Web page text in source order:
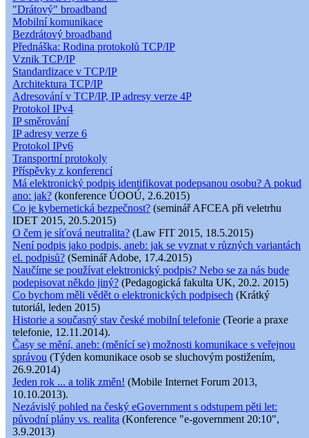
"Drátový" broadband
Mobilní komunikace
Bezdrátový broadband
Přednáška: Rodina protokolů TCP/IP
Vznik TCP/IP
Standardizace v TCP/IP
Architektura TCP/IP
Adresování v TCP/IP, IP adresy verze 4P
Protokol IPv4
IP směrování
IP adresy verze 6
Protokol IPv6
Transportní protokoly
Příspěvky z konferencí
Má elektronický podpis identifikovat podepsanou osobu? A pokud
ano: jak? (konference ÚOOÚ, 2.6.2015)
Co je kybernetická bezpečnost? (seminář AFCEA při veletrhu
IDET 2015, 20.5.2015)
O čem je síťová neutralita? (Law FIT 2015, 18.5.2015)
Není podpis jako podpis, aneb: jak se vyznat v různých variantách
el. podpisů? (Seminář Adobe, 17.4.2015)
Naučíme se používat elektronický podpis? Nebo se za nás bude
podepisovat někdo jiný? (Pedagogická fakulta UK, 20.2. 2015)
Co bychom měli vědět o elektronických podpisech (Krátký
tutoriál, leden 2015)
Historie a současný stav české mobilní telefonie (Teorie a praxe
telefonie, 12.11.2014).
Časy se mění, aneb: (měnící se) možnosti komunikace s veřejnou
správou (Týden komunikace osob se sluchovým postižením,
26.9.2014)
Jeden rok ... a tolik změn! (Mobile Internet Forum 2013,
10.10.2013).
Nezávislý pohled na český eGovernment s odstupem pěti let:
původní plány vs. realita (Konference "e-government 20:10",
3.9.2013)